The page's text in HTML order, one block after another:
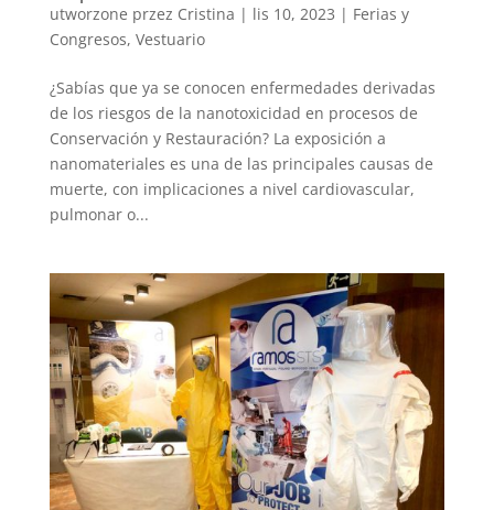
utworzone przez Cristina | lis 10, 2023 | Ferias y
Congresos, Vestuario
¿Sabías que ya se conocen enfermedades derivadas
de los riesgos de la nanotoxicidad en procesos de
Conservación y Restauración? La exposición a
nanomateriales es una de las principales causas de
muerte, con implicaciones a nivel cardiovascular,
pulmonar o...